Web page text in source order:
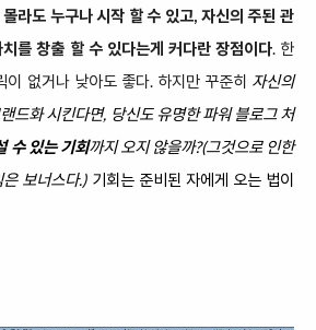
라도 누구나 시작 할 수 있고, 자신의 주된 관
를 창출 할 수 있다는게 커다란 장점이다. 한
없거나 낮아도 좋다. 하지만 꾸준히 자신의
드화 시킨다면, 당신도 유명한 파워 블로그 처
수 있는 기회까지 오지 않을까?(그것으로 인한
보너스다.) 기회는 준비된 자에게 오는 법이